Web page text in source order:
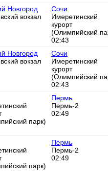
Новгород
вокзал
Сочи
Имеретинский
курорт
(Олимпийский
02:43
Новгород
вокзал
Сочи
Имеретинский
курорт
(Олимпийский
02:43
парк)
Пермь
Пермь-2
02:49
парк)
Пермь
Пермь-2
02:49